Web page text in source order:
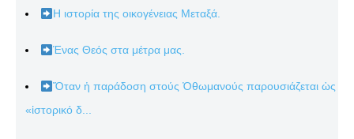
Η ιστορία της οικογένειας Μεταξά.
Ένας Θεός στα μέτρα μας.
Ὅταν ἡ παράδοση στούς Ὀθωμανούς παρουσιάζεται ὡς
«ἱστορικό δ...